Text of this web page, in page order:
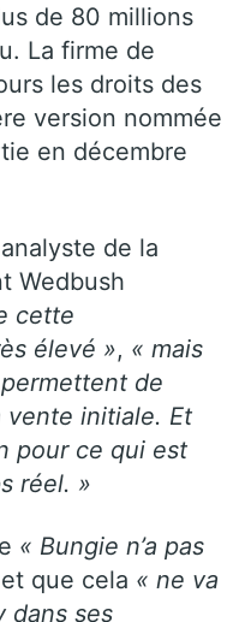
de 80 millions
La firme de
les droits des
version nommée
en décembre
de la
Wedbush
cette
élevé », « mais
de
vente initiale. Et
pour ce qui est
réel. »
« Bungie n’a pas
et que cela « ne va
dans ses